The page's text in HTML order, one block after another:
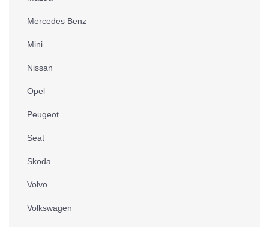
Mercedes Benz
Mini
Nissan
Opel
Peugeot
Seat
Skoda
Volvo
Volkswagen